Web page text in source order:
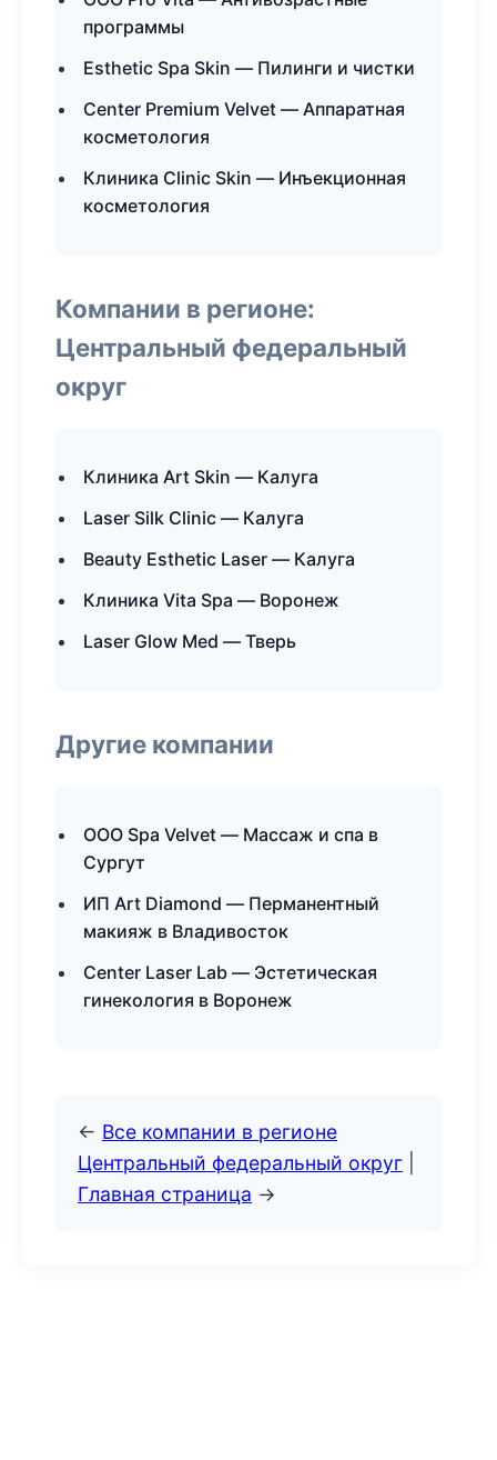
программы
Esthetic Spa Skin — Пилинги и чистки
Center Premium Velvet — Аппаратная
косметология
Клиника Clinic Skin — Инъекционная
косметология
Компании в регионе:
Центральный федеральный
округ
Клиника Art Skin — Калуга
Laser Silk Clinic — Калуга
Beauty Esthetic Laser — Калуга
Клиника Vita Spa — Воронеж
Laser Glow Med — Тверь
Другие компании
ООО Spa Velvet — Массаж и спа в
Сургут
ИП Art Diamond — Перманентный
макияж в Владивосток
Center Laser Lab — Эстетическая
гинекология в Воронеж
← Все компании в регионе
Центральный федеральный округ
Главная страница →